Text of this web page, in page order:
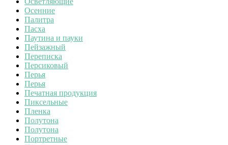
Осенние
Палитра
Пасха
Паутина и пауки
Пейзажный
Переписка
Персиковый
Перья
Перья
Печатная продукция
Пиксельные
Пленка
Полутона
Полутона
Портретные